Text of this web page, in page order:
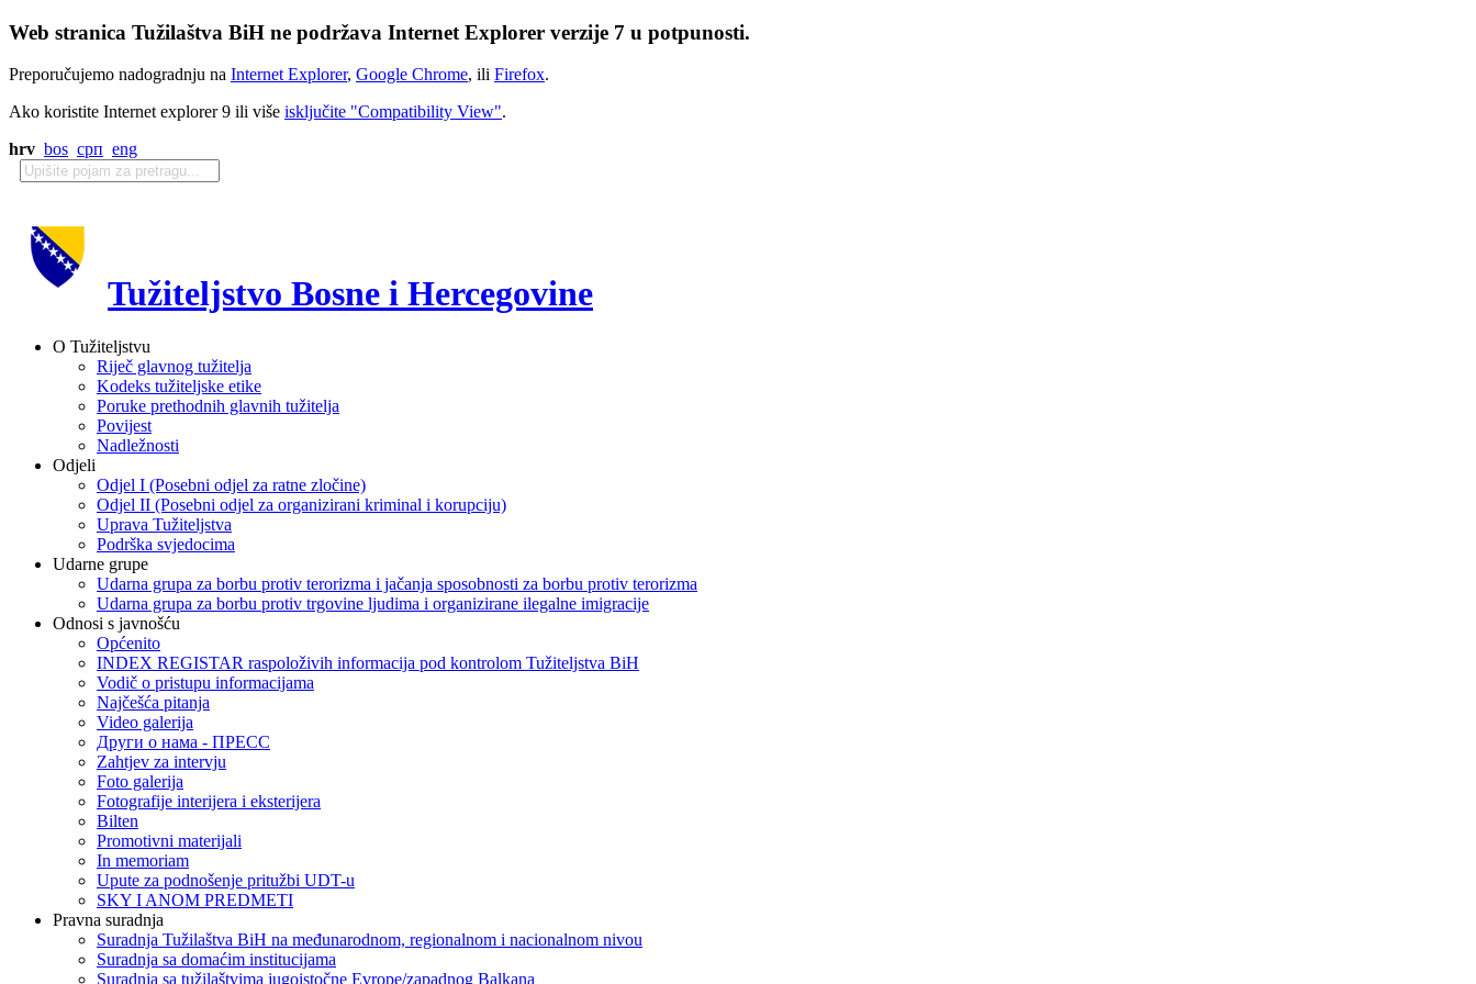
Web stranica Tužilaštva BiH ne podržava Internet Explorer verzije 7 u potpunosti.
Preporučujemo nadogradnju na Internet Explorer, Google Chrome, ili Firefox.
Ako koristite Internet explorer 9 ili više isključite "Compatibility View".
hrv bos срп eng
Tužiteljstvo Bosne i Hercegovine
O Tužiteljstvu
Riječ glavnog tužitelja
Kodeks tužiteljske etike
Poruke prethodnih glavnih tužitelja
Povijest
Nadležnosti
Odjeli
Odjel I (Posebni odjel za ratne zločine)
Odjel II (Posebni odjel za organizirani kriminal i korupciju)
Uprava Tužiteljstva
Podrška svjedocima
Udarne grupe
Udarna grupa za borbu protiv terorizma i jačanja sposobnosti za borbu protiv terorizma
Udarna grupa za borbu protiv trgovine ljudima i organizirane ilegalne imigracije
Odnosi s javnošću
Općenito
INDEX REGISTAR raspoloživih informacija pod kontrolom Tužiteljstva BiH
Vodič o pristupu informacijama
Najčešća pitanja
Video galerija
Други о нама - ПРЕСC
Zahtjev za intervju
Foto galerija
Fotografije interijera i eksterijera
Bilten
Promotivni materijali
In memoriam
Upute za podnošenje pritužbi UDT-u
SKY I ANOM PREDMETI
Pravna suradnja
Suradnja Tužilaštva BiH na međunarodnom, regionalnom i nacionalnom nivou
Suradnja sa domaćim institucijama
Suradnja sa tužilaštvima jugoistočne Evrope/zapadnog Balkana